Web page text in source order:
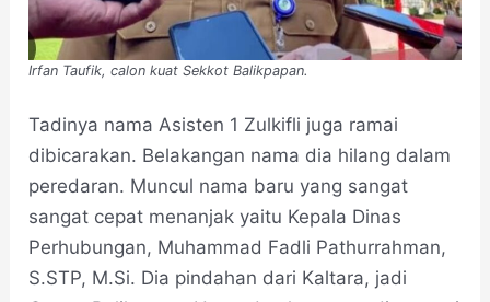
Irfan Taufik, calon kuat Sekkot Balikpapan.
Tadinya nama Asisten 1 Zulkifli juga ramai
dibicarakan. Belakangan nama dia hilang dalam
peredaran. Muncul nama baru yang sangat
sangat cepat menanjak yaitu Kepala Dinas
Perhubungan, Muhammad Fadli Pathurrahman,
S.STP, M.Si. Dia pindahan dari Kaltara, jadi